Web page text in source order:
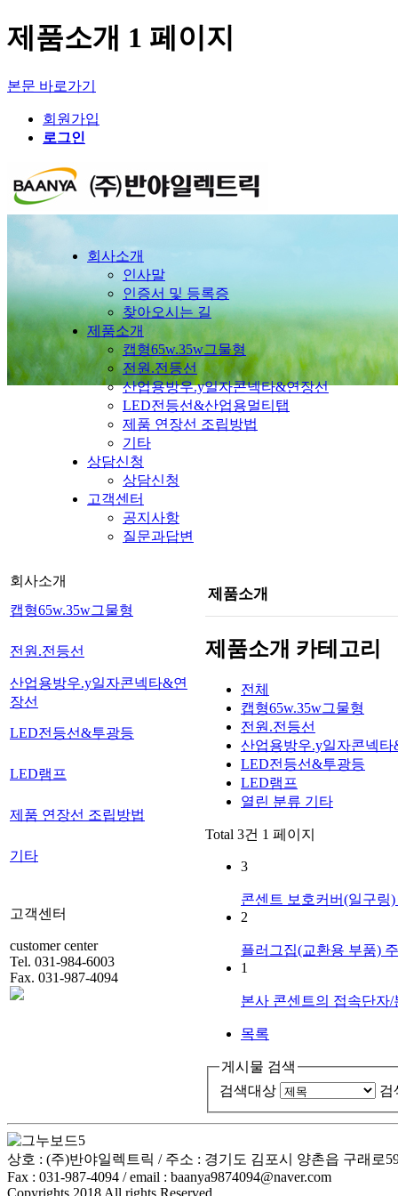
제품소개 1 페이지
본문 바로가기
회원가입
로그인
회사소개
인사말
인증서 및 등록증
찾아오시는 길
제품소개
캡형65w.35w그물형
전원.전등선
산업용방우.y일자콘넥타&연장선
LED전등선&산업용멀티탭
제품 연장선 조립방법
기타
상담신청
상담신청
고객센터
공지사항
질문과답변
회사소개
캡형65w.35w그물형
전원.전등선
산업용방우.y일자콘넥타&연
장선
LED전등선&투광등
LED램프
제품 연장선 조립방법
기타
고객센터
customer center
Tel. 031-984-6003
Fax. 031-987-4094
제품소개
제품소개 카테고리
전체
캡형65w.35w그물형
전원.전등선
산업용방우.y일자콘넥타
LED전등선&투광등
LED램프
열린 분류 기타
Total 3건 1 페이지
3
콘센트 보호커버(일구링)
2
플러그집(교환용 부품)
1
본사 콘센트의 접속단자
목록
게시물 검색
검색대상
검
상호 : (주)반야일렉트릭 / 주소 : 경기도 김포시 양촌읍 구래로
Fax : 031-987-4094 / email : baanya9874094@naver.com
Copyrights 2018 All rights Reserved